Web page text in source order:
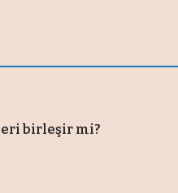
birleşir mi?